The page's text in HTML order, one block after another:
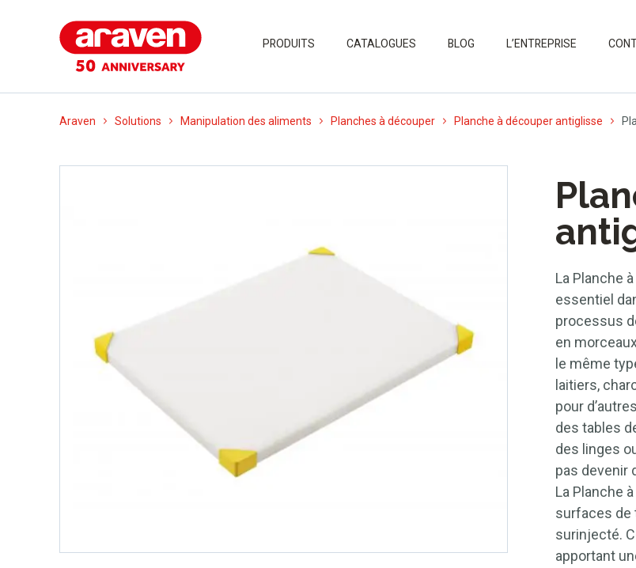
PRODUITS CATALOGUES BLOG L’ENTREPRISE
Araven Solutions Manipulation des aliments Planches à découper Planche à découper antiglisse
La Planche
essentiel
processus
en
le même
laitiers,
pour
des tables
des linges
pas devenir
La Planche
surfaces de
surinjecté.
apportant